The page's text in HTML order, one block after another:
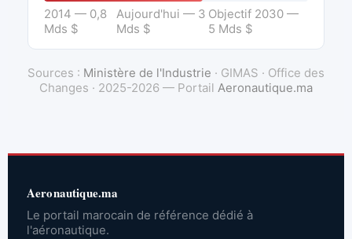
2014 — 0,8
Mds $
Aujourd'hui — 3
Mds $
Objectif 2030 —
5 Mds $
Sources : Ministère de l'Industrie · GIMAS · Office des
Changes · 2025-2026 — Portail Aeronautique.ma
Aeronautique.ma
Le portail marocain de référence dédié à
l'aéronautique.